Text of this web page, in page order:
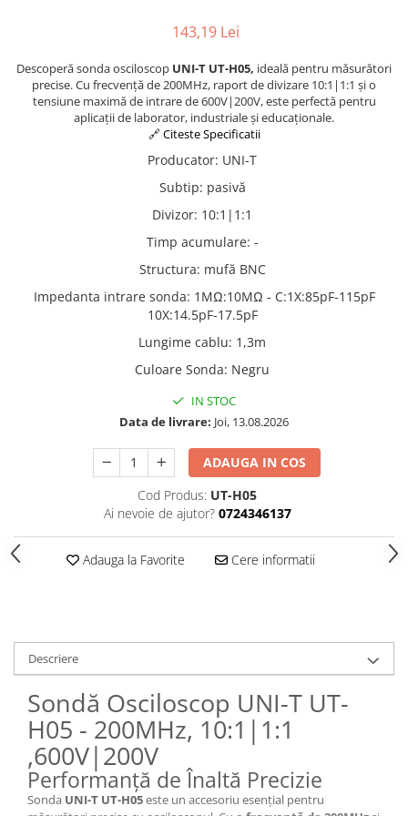
143,19 Lei
Descoperă sonda osciloscop UNI-T UT-H05, ideală pentru măsurători
precise. Cu frecvență de 200MHz, raport de divizare 10:1|1:1 și o
tensiune maximă de intrare de 600V|200V, este perfectă pentru
aplicații de laborator, industriale și educaționale.
🔗 Citeste Specificatii
Producator: UNI-T
Subtip: pasivă
Divizor: 10:1|1:1
Timp acumulare: -
Structura: mufă BNC
Impedanta intrare sonda: 1MΩ:10MΩ - C:1X:85pF-115pF
10X:14.5pF-17.5pF
Lungime cablu: 1,3m
Culoare Sonda: Negru
IN STOC
Data de livrare: Joi, 13.08.2026
ADAUGA IN COS
Cod Produs: UT-H05
Ai nevoie de ajutor? 0724346137
Adauga la Favorite Cere informatii
Descriere
Sondă Osciloscop UNI-T UT-
H05 - 200MHz, 10:1|1:1
,600V|200V
Performanță de Înaltă Precizie
Sonda UNI-T UT-H05este un accesoriu esențial pentru